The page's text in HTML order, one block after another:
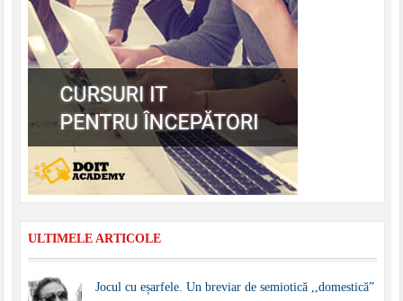
ULTIMELE ARTICOLE
Jocul cu eșarfele. Un breviar de semiotică ,,domestică”